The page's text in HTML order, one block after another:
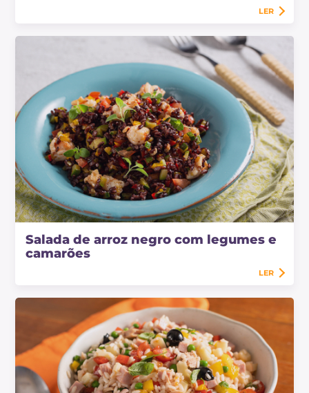
LER
Salada de arroz negro com legumes e
camarões
LER